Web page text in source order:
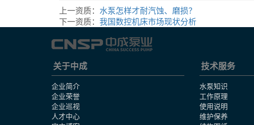
上一资质： 水泵怎样才耐汽蚀、磨损？
下一资质： 我国数控机床市场现状分析
关于中成
企业简介
企业荣誉
企业巡视
人才中心
技术服务
水泵知识
工作原理
使用说明
维护保养